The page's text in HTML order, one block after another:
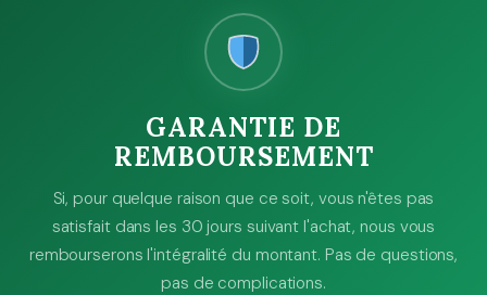
GARANTIE DE
REMBOURSEMENT
Si, pour quelque raison que ce soit, vous n'êtes pas
satisfait dans les 30 jours suivant l'achat, nous vous
rembourserons l'intégralité du montant. Pas de questions,
pas de complications.